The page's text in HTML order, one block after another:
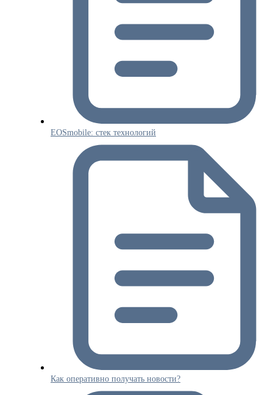
EOSmobile: стек технологий
Как оперативно получать новости?